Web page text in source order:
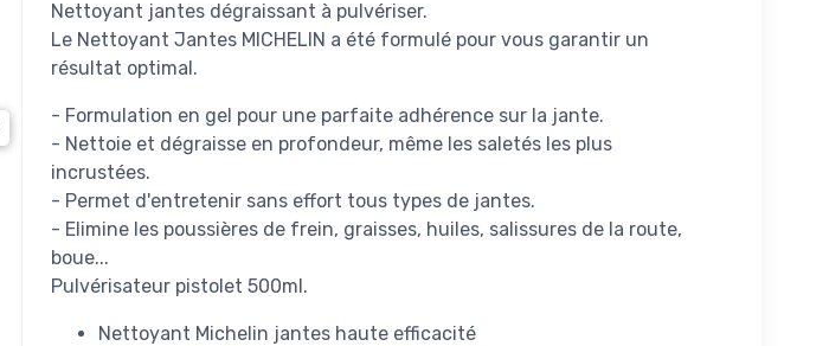
Nettoyant jantes dégraissant à pulvériser.
Le Nettoyant Jantes MICHELIN a été formulé pour vous garantir un
résultat optimal.
- Formulation en gel pour une parfaite adhérence sur la jante.
- Nettoie et dégraisse en profondeur, même les saletés les plus
incrustées.
- Permet d'entretenir sans effort tous types de jantes.
- Elimine les poussières de frein, graisses, huiles, salissures de la route,
boue...
Pulvérisateur pistolet 500ml.
Nettoyant Michelin jantes haute efficacité